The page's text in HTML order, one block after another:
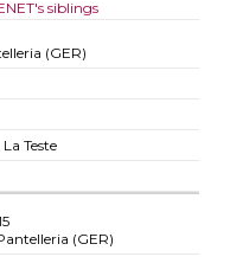
siblings
(GER)
Teste
(GER)